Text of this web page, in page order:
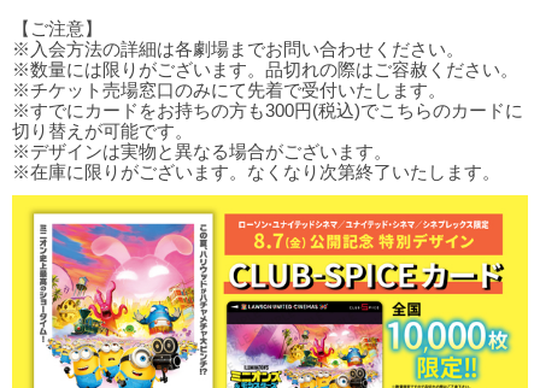
【ご注意】
※入会方法の詳細は各劇場までお問い合わせください。
※数量には限りがございます。品切れの際はご容赦ください。
※チケット売場窓口のみにて先着で受付いたします。
※すでにカードをお持ちの方も300円(税込)でこちらのカードに
切り替えが可能です。
※デザインは実物と異なる場合がございます。
※在庫に限りがございます。なくなり次第終了いたします。